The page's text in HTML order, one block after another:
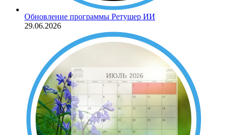
Обновление программы Ретушер ИИ
29.06.2026